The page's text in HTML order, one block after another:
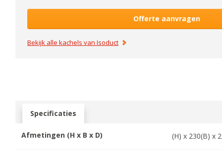
Offerte aanvragen
Bekijk alle kachels vanIsoduct
Specificaties
Afmetingen (H x B x D) (H) x 230(B) x